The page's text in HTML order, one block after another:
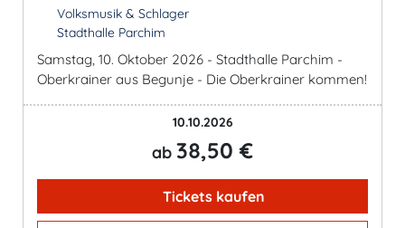
Volksmusik & Schlager
Stadthalle Parchim
Samstag, 10. Oktober 2026 - Stadthalle Parchim -
Oberkrainer aus Begunje - Die Oberkrainer kommen!
10.10.2026
ab 38,50 €
Tickets kaufen